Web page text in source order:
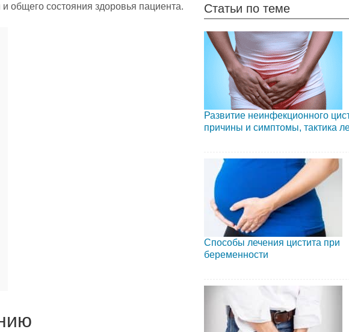
общего состояния здоровья пациента.
Статьи по теме
Развитие неинфекционного
причины и симптомы, тактика
Способы лечения цистита при
беременности